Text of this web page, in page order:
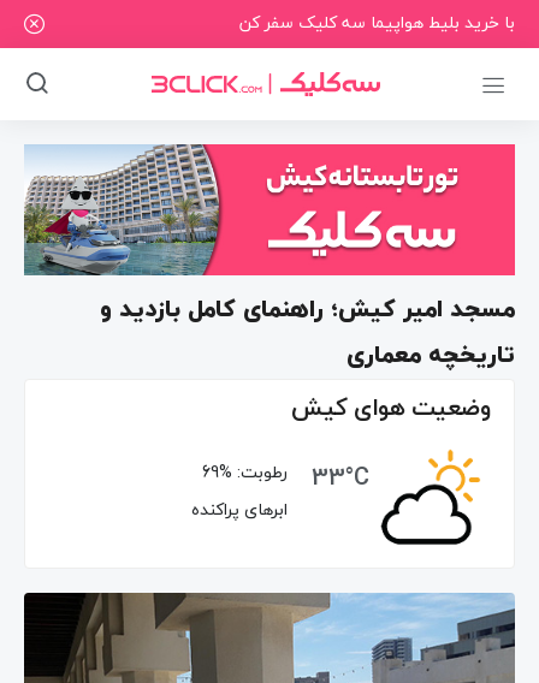
با خرید بلیط هواپیما سه کلیک سفر کن
مسجد امیر کیش؛ راهنمای کامل بازدید و
تاریخچه معماری
وضعیت هوای کیش
33°C
رطوبت: 69%
ابرهای پراکنده